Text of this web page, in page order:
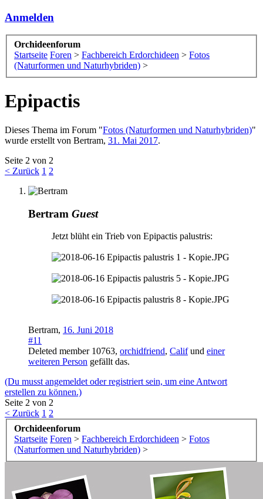
Anmelden
Orchideenforum
Startseite Foren > Fachbereich Erdorchideen > Fotos
(Naturformen und Naturhybriden) >
Epipactis
Dieses Thema im Forum "Fotos (Naturformen und Naturhybriden)"
wurde erstellt von Bertram, 31. Mai 2017.
Seite 2 von 2
< Zurück 1 2
Bertram Guest
Jetzt blüht ein Trieb von Epipactis palustris:
Bertram, 16. Juni 2018
#11
Deleted member 10763, orchidfriend, Califund einer
weiteren Person gefällt das.
(Du musst angemeldet oder registriert sein, um eine Antwort
erstellen zu können.)
Seite 2 von 2
< Zurück 1 2
Orchideenforum
Startseite Foren > Fachbereich Erdorchideen > Fotos
(Naturformen und Naturhybriden) >